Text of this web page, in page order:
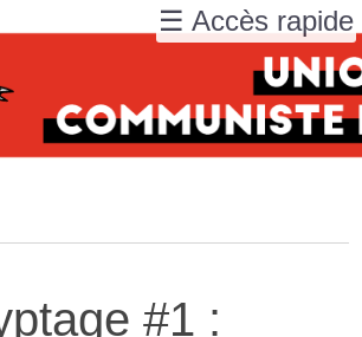
#1 :
☰ Accès rapide